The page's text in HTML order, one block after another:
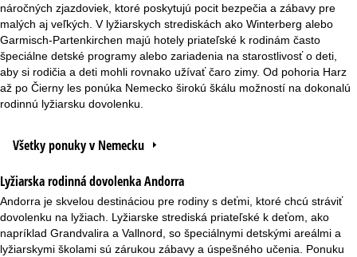
náročných zjazdoviek, ktoré poskytujú pocit bezpečia a zábavy pre
malých aj veľkých. V lyžiarskych strediskách ako Winterberg alebo
Garmisch-Partenkirchen majú hotely priateľské k rodinám často
špeciálne detské programy alebo zariadenia na starostlivosť o deti,
aby si rodičia a deti mohli rovnako užívať čaro zimy. Od pohoria Harz
až po Čierny les ponúka Nemecko širokú škálu možností na dokonalú
rodinnú lyžiarsku dovolenku.
Všetky ponuky v Nemecku
Lyžiarska rodinná dovolenka Andorra
Andorra je skvelou destináciou pre rodiny s deťmi, ktoré chcú stráviť
dovolenku na lyžiach. Lyžiarske strediská priateľské k deťom, ako
napríklad Grandvalira a Vallnord, so špeciálnymi detskými areálmi a
lyžiarskymi školami sú zárukou zábavy a úspešného učenia. Ponuku